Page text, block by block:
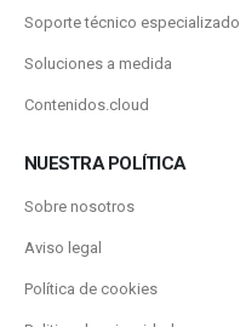
Soporte técnico especializado
Soluciones a medida
Contenidos.cloud
NUESTRA POLÍTICA
Sobre nosotros
Aviso legal
Política de cookies